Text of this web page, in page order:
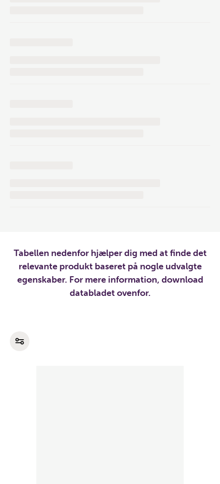
Tabellen nedenfor hjælper dig med at finde det
relevante produkt baseret på nogle udvalgte
egenskaber. For mere information, download
databladet ovenfor.